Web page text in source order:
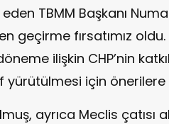
TBMM Başkanı
geçirme fırsatımız
ilişkin CHP’nin
yürütülmesi için önerilere
ayrıca Meclis çatısı